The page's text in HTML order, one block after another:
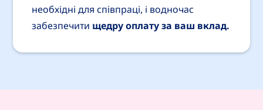
необхідні для співпраці, і водночас
забезпечити щедру оплату за ваш вклад.